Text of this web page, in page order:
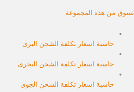
تسوق من هذه المجموعة
حاسبة اسعار تكلفة الشحن البرى
حاسبة اسعار تكلفة الشحن البحرى
حاسبة اسعار تكلفة الشحن الجوى